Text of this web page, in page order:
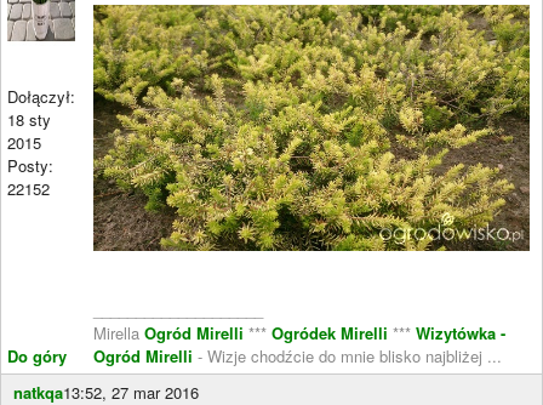
Dołączył:
18 sty
2015
Posty:
22152
Do góry
Mirella Ogród Mirelli *** Ogródek Mirelli *** Wizytówka -
Ogród Mirelli - Wizje chodźcie do mnie blisko najbliżej ...
natkqa13:52, 27 mar 2016